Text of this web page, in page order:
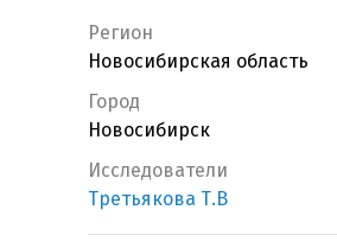
Регион
Новосибирская область
Город
Новосибирск
Исследователи
Третьякова Т.В